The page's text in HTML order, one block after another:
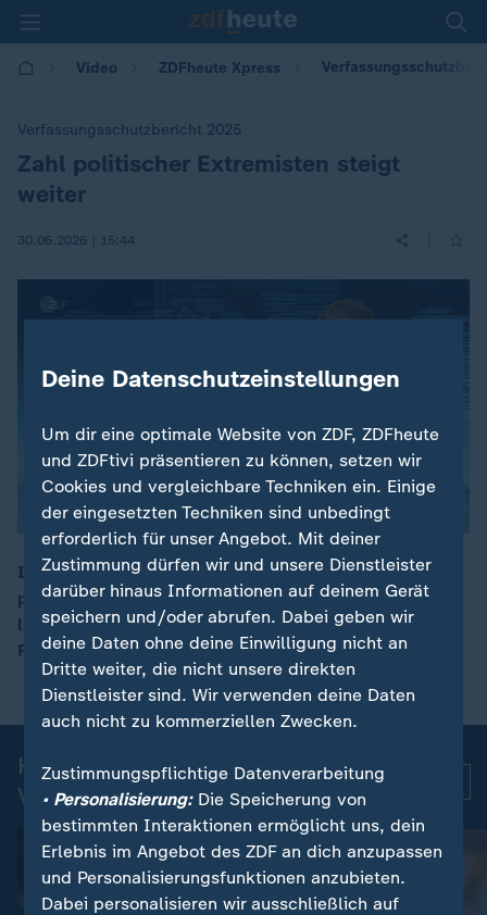
Video ZDFheute Xpress
Verfassungsschutzbericht 2025
:
Zahl politischer Extremisten steigt
weiter
30.06.2026 | 15:44
00:12
In Deutschland zählen immer mehr Menschen zu
politischen Extremisten. Den größten Anteil machen
laut aktuellem Verfassungsschutzbericht weiterhin
Rechtsextremisten aus.
Kurznachrichten: Aktuelle
Videos
Deine Datenschutzeinstellungen
Um dir eine optimale Website von ZDF, ZDFheute
und ZDFtivi präsentieren zu können, setzen wir
Cookies und vergleichbare Techniken ein. Einige
der eingesetzten Techniken sind unbedingt
erforderlich für unser Angebot. Mit deiner
Zustimmung dürfen wir und unsere Dienstleister
darüber hinaus Informationen auf deinem Gerät
speichern und/oder abrufen. Dabei geben wir
deine Daten ohne deine Einwilligung nicht an
Dritte weiter, die nicht unsere direkten
Dienstleister sind. Wir verwenden deine Daten
auch nicht zu kommerziellen Zwecken.
Zustimmungspflichtige Datenverarbeitung
• Personalisierung:Die Speicherung von
bestimmten Interaktionen ermöglicht uns, dein
Erlebnis im Angebot des ZDF an dich anzupassen
und Personalisierungsfunktionen anzubieten.
Dabei personalisieren wir ausschließlich auf